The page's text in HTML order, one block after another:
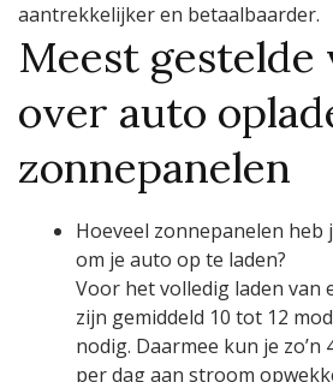
aantrekkelijker en betaalbaarder.
Meest gestelde
over auto
zonnepanelen
Hoeveel zonnepanelen heb
om je auto op te laden?
Voor het volledig laden van
zijn gemiddeld 10 tot 12
nodig. Daarmee kun je
per dag aan stroom